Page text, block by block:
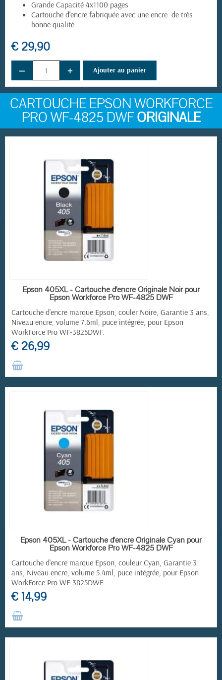
Grande Capacité 4x1100 pages
Cartouche d'encre fabriquée avec une encre de très
bonne qualité
€ 29,90
− + Ajouter au panier
CARTOUCHE EPSON WORKFORCE
PRO WF-4825 DWFORIGINALE
RUPTURE DE STOCK
Epson 405XL - Cartouche d'encre Originale Noir pour
Epson Workforce Pro WF-4825 DWF
Cartouche d'encre marque Epson, couler Noire, Garantie 3 ans,
Niveau encre, volume 7.6ml, puce intégrée, pour Epson
WorkForce Pro WF-3825DWF.
€ 26,99
RUPTURE DE STOCK
Epson 405XL - Cartouche d'encre Originale Cyan pour
Epson Workforce Pro WF-4825 DWF
Cartouche d'encre marque Epson, couleur Cyan, Garantie 3
ans, Niveau encre, volume 5.4ml, puce intégrée, pour Epson
WorkForce Pro WF-3825DWF.
€ 14,99